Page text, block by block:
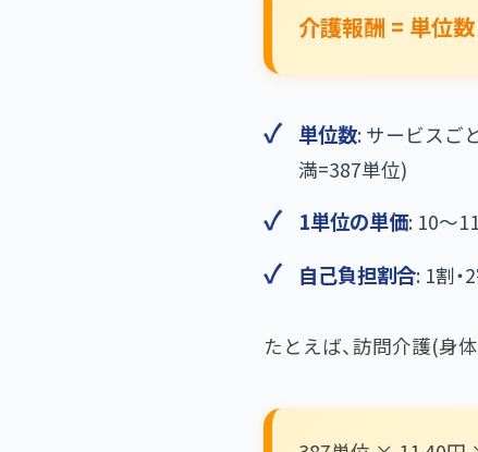
介護報酬 = 単位
単位数: サービスご
満=387単位)
1単位の単価: 10〜
自己負担割合: 1割・
たとえば、訪問介護(身